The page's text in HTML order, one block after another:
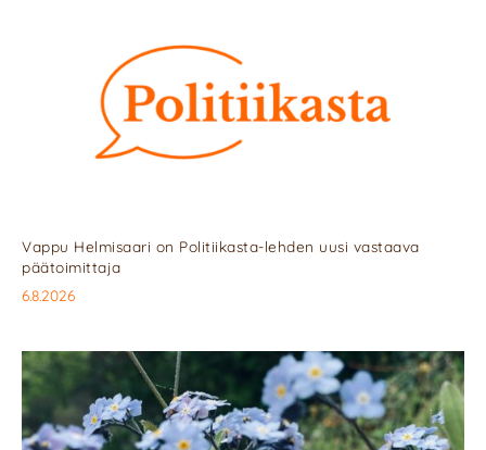
Vappu Helmisaari on Politiikasta-lehden uusi vastaava
päätoimittaja
6.8.2026